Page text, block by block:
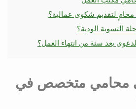
لتقديم شكوى عمالية؟
التسوية الودية؟
بعد سنة من انتهاء العمل؟
محامي متخصص في